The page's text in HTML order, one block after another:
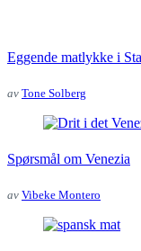
Eggende matlykke i
av Tone Solberg
Spørsmål om Venezia
av Vibeke Montero